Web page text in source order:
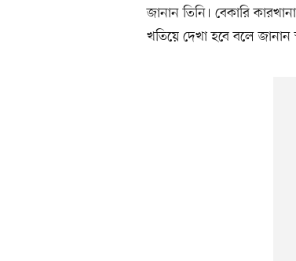
জানান তিনি। বেকারি
খতিয়ে দেখা হবে বলে জানান